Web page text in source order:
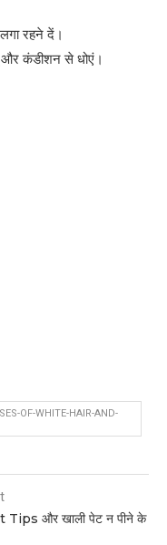
रहने दें।
और कंडीशन से धोएं।
OF-WHITE-HAIR-AND-
और खाली पेट न पीने के